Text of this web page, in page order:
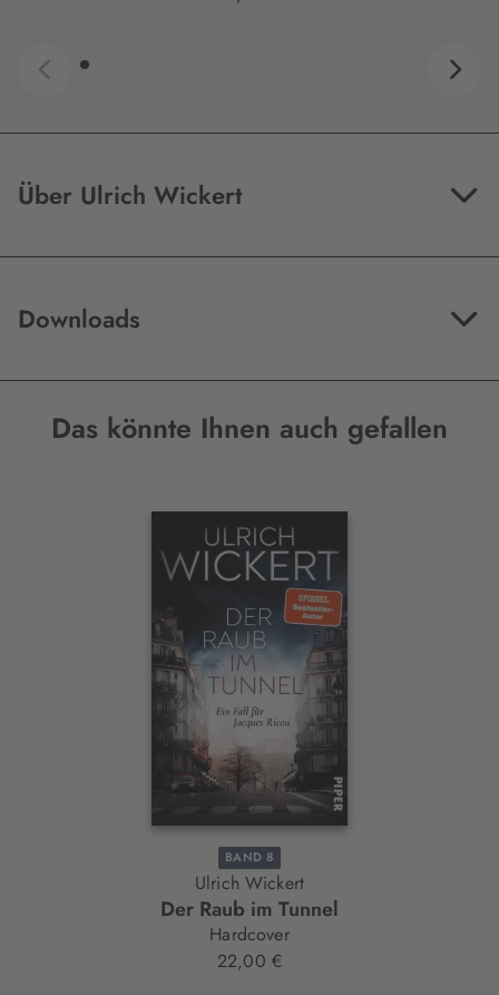
Über Ulrich Wickert
Downloads
Das könnte Ihnen auch gefallen
Interaktives
BAND 8
Ulrich Wickert
Der Raub im Tunnel
Hardcover
22,00 €